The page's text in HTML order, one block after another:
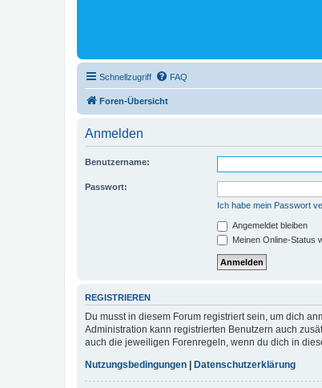
Schnellzugriff FAQ
Foren-Übersicht
Anmelden
Benutzername:
Passwort:
Ich habe mein Passwort
Angemeldet bleiben
Meinen Online-Status
REGISTRIEREN
Du musst in diesem Forum registriert sein, um dich
Administration kann registrierten Benutzern auch
auch die jeweiligen Forenregeln, wenn du dich in
Nutzungsbedingungen | Datenschutzerklärung